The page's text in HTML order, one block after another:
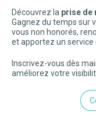
Découvrez la prise de
Gagnez du temps sur
vous non honorés,
et apportez un service
Inscrivez-vous dès
améliorez votre